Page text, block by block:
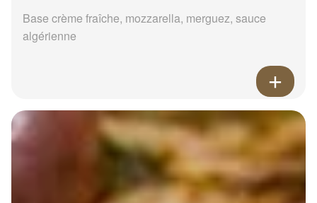
Base crème fraîche, mozzarella, merguez, sauce
algérienne